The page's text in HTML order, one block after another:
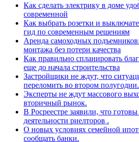
Как сделать электрику в доме
современной
Как выбрать розетки и
гид по современным решениям
Аренда самоходных
монтажа без потери качества
Как правильно спланировать
еще до начала строительства
Застройщики не ждут, что
переломить во втором полугодии.
Эксперты не ждут массового
вторичный рынок.
В Росреестре заявили, что
деятельности риелторов .
О новых условиях семейной
сообщать банки.